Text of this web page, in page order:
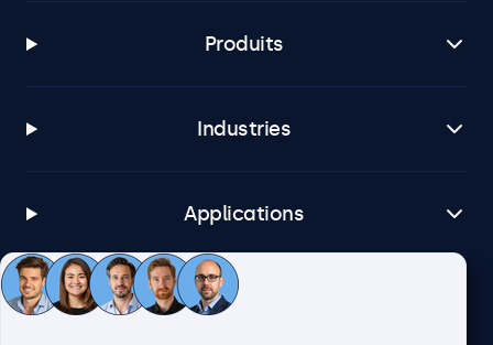
Produits
Industries
Applications
Service client